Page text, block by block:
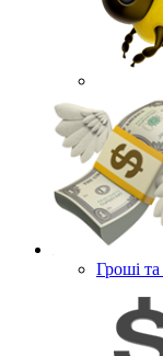
Гроші